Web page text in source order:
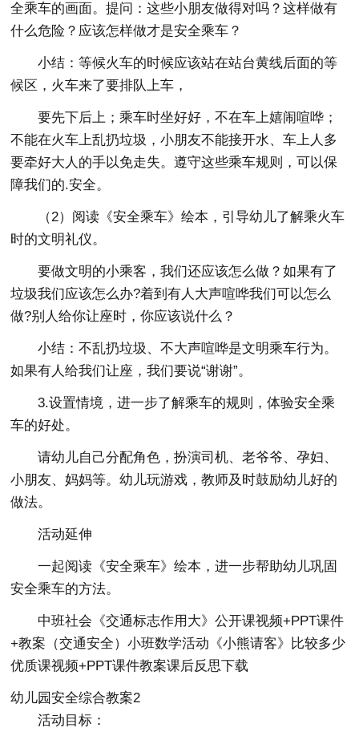
全乘车的画面。提问：这些小朋友做得对吗？这样做有
什么危险？应该怎样做才是安全乘车？
小结：等候火车的时候应该站在站台黄线后面的等
候区，火车来了要排队上车，
要先下后上；乘车时坐好好，不在车上嬉闹喧哗；
不能在火车上乱扔垃圾，小朋友不能接开水、车上人多
要牵好大人的手以免走失。遵守这些乘车规则，可以保
障我们的.安全。
（2）阅读《安全乘车》绘本，引导幼儿了解乘火车
时的文明礼仪。
要做文明的小乘客，我们还应该怎么做？如果有了
垃圾我们应该怎么办?着到有人大声喧哗我们可以怎么
做?别人给你让座时，你应该说什么？
小结：不乱扔垃圾、不大声喧哗是文明乘车行为。
如果有人给我们让座，我们要说“谢谢”。
3.设置情境，进一步了解乘车的规则，体验安全乘
车的好处。
请幼儿自己分配角色，扮演司机、老爷爷、孕妇、
小朋友、妈妈等。幼儿玩游戏，教师及时鼓励幼儿好的
做法。
活动延伸
一起阅读《安全乘车》绘本，进一步帮助幼儿巩固
安全乘车的方法。
中班社会《交通标志作用大》公开课视频+PPT课件
+教案（交通安全）小班数学活动《小熊请客》比较多少
优质课视频+PPT课件教案课后反思下载
幼儿园安全综合教案2
活动目标：